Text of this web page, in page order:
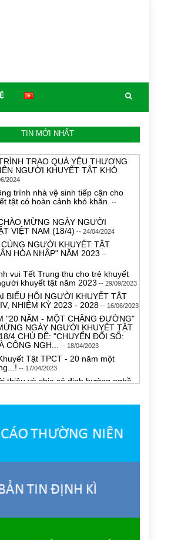
TIN MỚI NHẤT
NGƯỜI KHUYẾT TẬT KHÓ
2024
trình nhà vệ sinh tiếp cận cho
tật có hoàn cảnh khó khăn. --
MỪNG NGÀY NGƯỜI
VIỆT NAM (18/4)-- 24/04/2024
NGƯỜI KHUYẾT TẬT
HÒA NHẬP" NĂM 2023--
vui Tết Trung thu cho trẻ khuyết
khuyết tật năm 2023-- 29/09/2023
BIỂU HỘI NGƯỜI KHUYẾT TẬT
NHIỆM KỲ 2023 - 2028-- 16/06/2023
"20 NĂM - MỘT CHẶNG ĐƯỜNG"
NGÀY NGƯỜI KHUYẾT TẬT
4 CHỦ ĐỀ: "CHUYỂN ĐỔI SỐ:
CÔNG NGH...-- 18/04/2023
Tật TPCT - 20 năm một
-- 17/04/2023
thiệu và chia sẻ định hướng nghề
cho người khuyết tật -- 14/07/2022
tình dục" dành cho người điếc.--
TẬT 3/12-- 03/12/2024
NĂM 2024 -- 28/11/2024
MỪNG NGÀY PHỤ NỮ VIỆT
công tác phối hợp tổ chức Giải thể